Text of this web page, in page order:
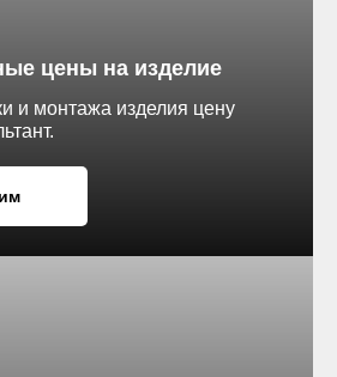
цены на изделие
и монтажа изделия цену